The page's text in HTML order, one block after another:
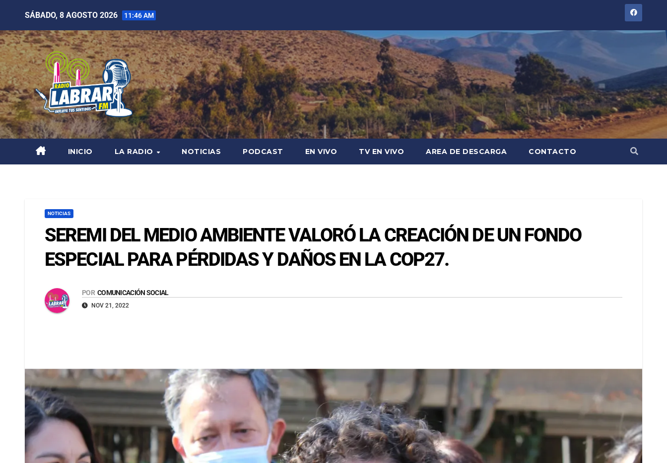
SÁBADO, 8 AGOSTO 2026 11:46 AM
INICIO LA RADIO NOTICIAS PODCAST EN VIVO TV EN VIVO AREA DE DESCARGA CONTACTO
NOTICIAS
SEREMI DEL MEDIO AMBIENTE VALORÓ LA CREACIÓN DE UN FONDO
ESPECIAL PARA PÉRDIDAS Y DAÑOS EN LA COP27.
POR COMUNICACIÓN SOCIAL
NOV 21, 2022